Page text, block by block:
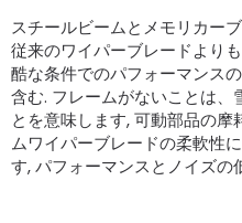
スチールビームとメモリカー
従来のワイパーブレードより
酷な条件でのパフォーマンス
含む. フレームがないことは、
とを意味します, 可動部品の
ムワイパーブレードの柔軟性
す, パフォーマンスとノイズの